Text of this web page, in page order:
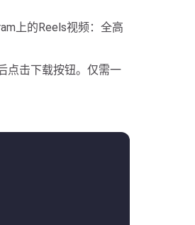
上的Reels视频：全高
点击下载按钮。仅需一